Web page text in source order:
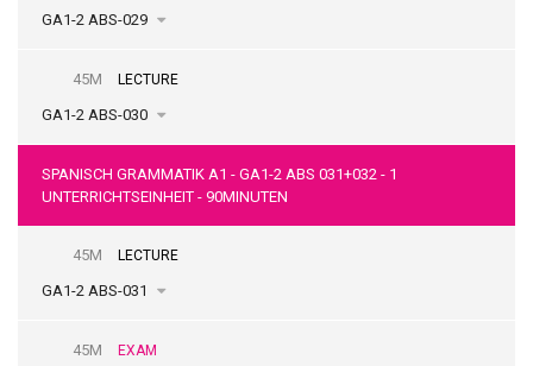
GA1-2 ABS-029
GA1-2 ABS-030
45M LECTURE
SPANISCH GRAMMATIK A1 - GA1-2 ABS 031+032 - 1
UNTERRICHTSEINHEIT - 90MINUTEN
GA1-2 ABS-031
45M LECTURE
45M EXAM